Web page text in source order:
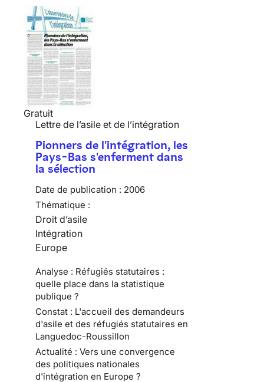
Gratuit
Lettre de l’asile et de l’intégration
Pionners de l'intégration, les
Pays-Bas s'enferment dans
la sélection
Date de publication : 2006
Thématique :
Droit d’asile
Intégration
Europe
Analyse : Réfugiés statutaires :
quelle place dans la statistique
publique ?
Constat : L'accueil des demandeurs
d'asile et des réfugiés statutaires en
Languedoc-Roussillon
Actualité : Vers une convergence
des politiques nationales
d'intégration en Europe ?